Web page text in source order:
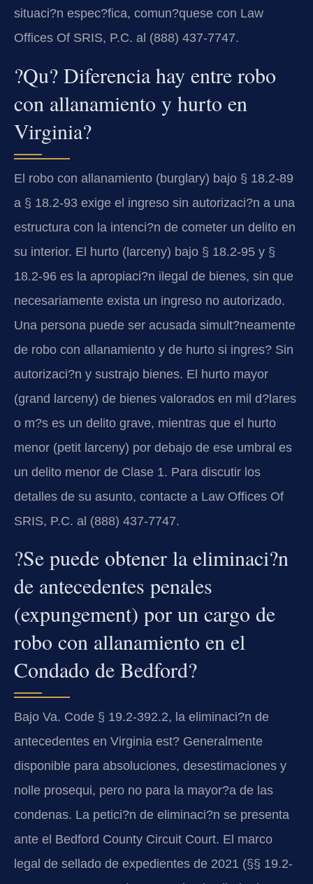
situaci?n espec?fica, comun?quese con Law
Offices Of SRIS, P.C. al (888) 437-7747.
?Qu? Diferencia hay entre robo
con allanamiento y hurto en
Virginia?
El robo con allanamiento (burglary) bajo § 18.2-89
a § 18.2-93 exige el ingreso sin autorizaci?n a una
estructura con la intenci?n de cometer un delito en
su interior. El hurto (larceny) bajo § 18.2-95 y §
18.2-96 es la apropiaci?n ilegal de bienes, sin que
necesariamente exista un ingreso no autorizado.
Una persona puede ser acusada simult?neamente
de robo con allanamiento y de hurto si ingres? Sin
autorizaci?n y sustrajo bienes. El hurto mayor
(grand larceny) de bienes valorados en mil d?lares
o m?s es un delito grave, mientras que el hurto
menor (petit larceny) por debajo de ese umbral es
un delito menor de Clase 1. Para discutir los
detalles de su asunto, contacte a Law Offices Of
SRIS, P.C. al (888) 437-7747.
?Se puede obtener la eliminaci?n
de antecedentes penales
(expungement) por un cargo de
robo con allanamiento en el
Condado de Bedford?
Bajo Va. Code § 19.2-392.2, la eliminaci?n de
antecedentes en Virginia est? Generalmente
disponible para absoluciones, desestimaciones y
nolle prosequi, pero no para la mayor?a de las
condenas. La petici?n de eliminaci?n se presenta
ante el Bedford County Circuit Court. El marco
legal de sellado de expedientes de 2021 (§§ 19.2-